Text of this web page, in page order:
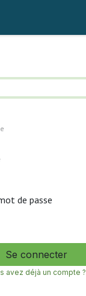
de passe
Se connecter
avez déjà un compte ?